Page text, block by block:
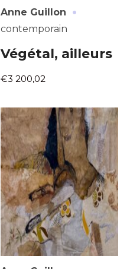
Anne Guillon ·
contemporain
Végétal, ailleurs
€3 200,02